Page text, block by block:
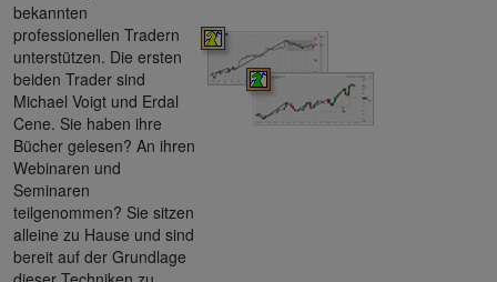
bekannten
professionellen Tradern
unterstützen. Die ersten
beiden Trader sind
Michael Voigt und Erdal
Cene. Sie haben ihre
Bücher gelesen? An ihren
Webinaren und
Seminaren
teilgenommen? Sie sitzen
alleine zu Hause und sind
bereit auf der Grundlage